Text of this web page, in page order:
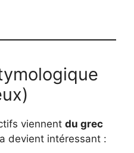
viennent du grec
devient intéressant :